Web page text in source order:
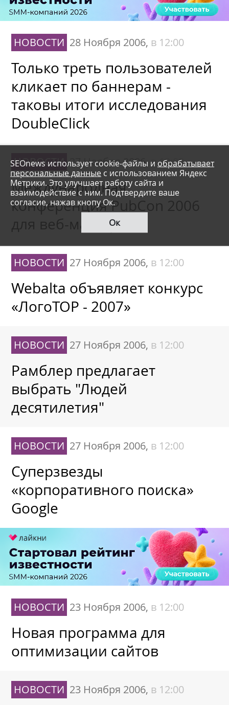
НОВОСТИ 28 Ноября 2006, в 12:00
Только треть пользователей
кликает по баннерам -
таковы итоги исследования
DoubleClick
НОВОСТИ 27 Ноября 2006,в 12:00
Международная
конференция PubCon 2006
для веб-мастеров
НОВОСТИ 27 Ноября 2006, в 12:00
Webalta объявляет конкурс
«ЛогоTOP - 2007»
НОВОСТИ 27 Ноября 2006, в 12:00
Рамблер предлагает
выбрать "Людей
десятилетия"
НОВОСТИ 27 Ноября 2006, в 12:00
Суперзвезды
«корпоративного поиска»
Google
НОВОСТИ 23 Ноября 2006, в 12:00
Новая программа для
оптимизации сайтов
НОВОСТИ 23 Ноября 2006, в 12:00
SEOnews использует cookie-файлы и обрабатывает
персональные данные с использованием Яндекс
Метрики. Это улучшает работу сайта и
взаимодействие с ним. Подтвердите ваше
согласие, нажав кнопу Ок.
Ок